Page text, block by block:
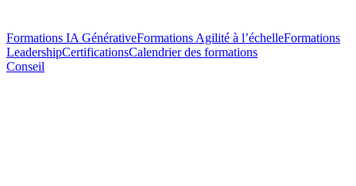
Formations IA GénérativeFormations Agilité à l’échelleFormations
LeadershipCertificationsCalendrier des formations
Conseil